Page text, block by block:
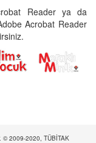
Reader ya da
Acrobat Reader
© 2009-2020, TÜBİTAK